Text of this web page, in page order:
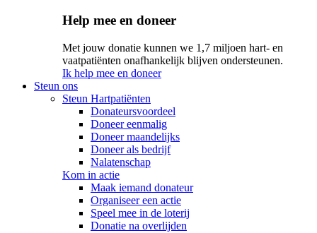
Help mee en doneer
Met jouw donatie kunnen we 1,7 miljoen hart- en
vaatpatiënten onafhankelijk blijven ondersteunen.
Ik help mee en doneer
Steun ons
Steun Hartpatiënten
Donateursvoordeel
Doneer eenmalig
Doneer maandelijks
Doneer als bedrijf
Nalatenschap
Kom in actie
Maak iemand donateur
Organiseer een actie
Speel mee in de loterij
Donatie na overlijden